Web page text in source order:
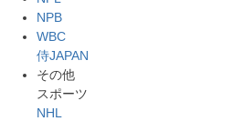
NPB
WBC
侍JAPAN
その他
スポーツ
NHL